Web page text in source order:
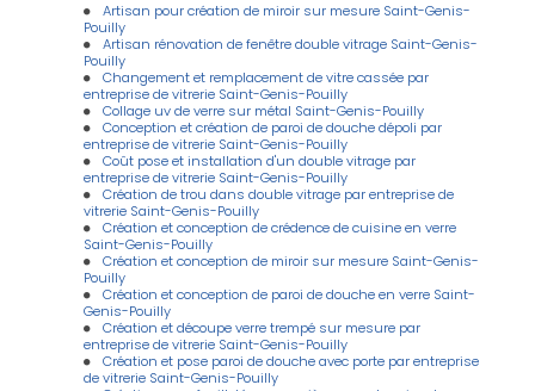
Artisan pour création de miroir sur mesure Saint-Genis-
Pouilly
Artisan rénovation de fenêtre double vitrage Saint-Genis-
Pouilly
Changement et remplacement de vitre cassée par
entreprise de vitrerie Saint-Genis-Pouilly
Collage uv de verre sur métal Saint-Genis-Pouilly
Conception et création de paroi de douche dépoli par
entreprise de vitrerie Saint-Genis-Pouilly
Coût pose et installation d'un double vitrage par
entreprise de vitrerie Saint-Genis-Pouilly
Création de trou dans double vitrage par entreprise de
vitrerie Saint-Genis-Pouilly
Création et conception de crédence de cuisine en verre
Saint-Genis-Pouilly
Création et conception de miroir sur mesure Saint-Genis-
Pouilly
Création et conception de paroi de douche en verre Saint-
Genis-Pouilly
Création et découpe verre trempé sur mesure par
entreprise de vitrerie Saint-Genis-Pouilly
Création et pose paroi de douche avec porte par entreprise
de vitrerie Saint-Genis-Pouilly